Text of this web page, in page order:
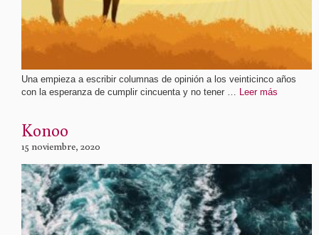
Una empieza a escribir columnas de opinión a los veinticinco años
con la esperanza de cumplir cincuenta y no tener …
Leer más
Konoo
15 noviembre, 2020